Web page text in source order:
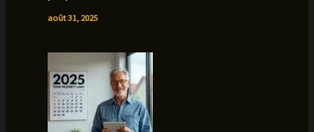
août 31, 2025